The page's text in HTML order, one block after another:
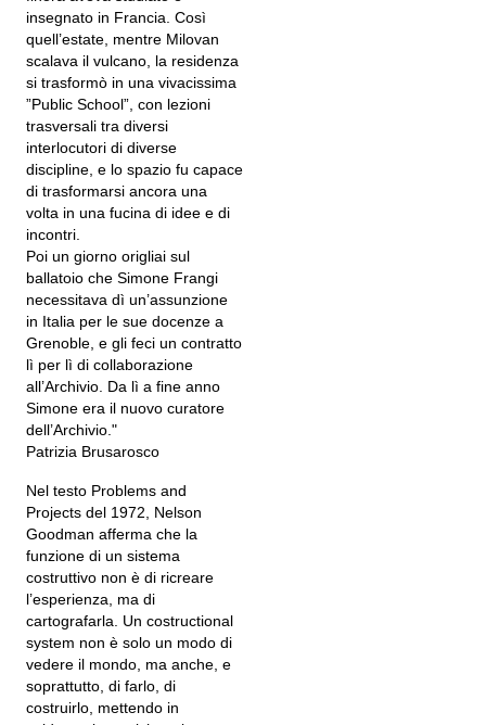
insegnato in Francia. Così
quell’estate, mentre Milovan
scalava il vulcano, la residenza
si trasformò in una vivacissima
”Public School”, con lezioni
trasversali tra diversi
interlocutori di diverse
discipline, e lo spazio fu capace
di trasformarsi ancora una
volta in una fucina di idee e di
incontri.
Poi un giorno origliai sul
ballatoio che Simone Frangi
necessitava dì un’assunzione
in Italia per le sue docenze a
Grenoble, e gli feci un contratto
lì per lì di collaborazione
all’Archivio. Da lì a fine anno
Simone era il nuovo curatore
dell’Archivio."
Patrizia Brusarosco
Nel testo Problems and
Projects del 1972, Nelson
Goodman afferma che la
funzione di un sistema
costruttivo non è di ricreare
l’esperienza, ma di
cartografarla. Un costructional
system non è solo un modo di
vedere il mondo, ma anche, e
soprattutto, di farlo, di
costruirlo, mettendo in